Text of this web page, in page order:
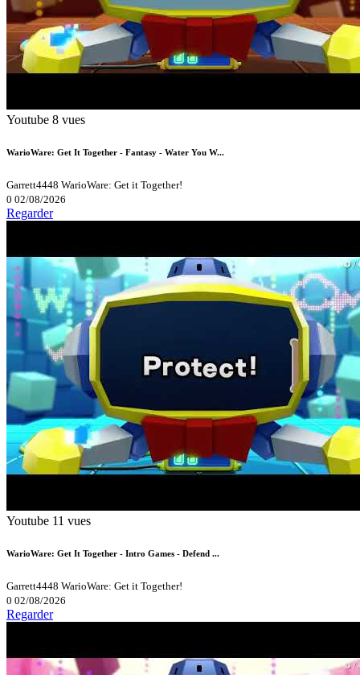
Youtube 8 vues
WarioWare: Get It Together - Fantasy - Water You W...
Garrett4448 WarioWare: Get it Together!
0 02/08/2026
Regarder
Youtube 11 vues
WarioWare: Get It Together - Intro Games - Defend ...
Garrett4448 WarioWare: Get it Together!
0 02/08/2026
Regarder